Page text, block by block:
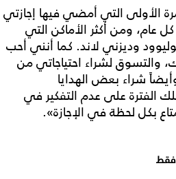
الأولى التي أمضي فيها إجازتي
عام، ومن أكثر الأماكن التي
وديزني لاند. كما أنني أحب
والتسوق لشراء احتياجاتي من
شراء بعض الهدايا
الفترة على عدم التفكير في
بكل لحظة في الإجازة».
فقط